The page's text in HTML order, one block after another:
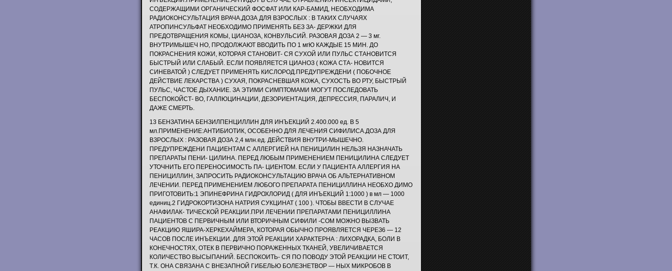
СОДЕРЖАЩИМИ ОРГАНИЧЕСКИЙ ФОСФАТ ИЛИ КАР-БАМИД, НЕОБХОДИМА
РАДИОКОНСУЛЬТАЦИЯ ВРАЧА.ДОЗА ДЛЯ ВЗРОСЛЫХ : В ТАКИХ СЛУЧАЯХ
АТРОПИНСУЛЬФАТ НЕОБХОДИМО ПРИМЕНЯТЬ БЕЗ ЗА- ДЕРЖКИ ДЛЯ
ПРЕДОТВРАЩЕНИЯ КОМЫ, ЦИАНОЗА, КОНВУЛЬСИЙ. РАЗОВАЯ ДОЗА 2 — 3 мг.
ВНУТРИМЫШЕЧ НО, ПРОДОЛЖАЮТ ВВОДИТЬ ПО 1 мгЮ КАЖДЫЕ 15 МИН. ДО
ПОКРАСНЕНИЯ КОЖИ, КОТОРАЯ СТАНОВИТ- СЯ СУХОЙ ИЛИ ПУЛЬС СТАНОВИТСЯ
БЫСТРЫЙ ИЛИ СЛАБЫЙ. ЕСЛИ ПОЯВЛЯЕТСЯ ЦИАНОЗ ( КОЖА СТА- НОВИТСЯ
СИНЕВАТОЙ ) СЛЕДУЕТ ПРИМЕНЯТЬ КИСЛОРОД.ПРЕДУПРЕЖДЕНИ ( ПОБОЧНОЕ
ДЕЙСТВИЕ ЛЕКАРСТВА ) СУХАЯ, ПОКРАСНЕВШАЯ КОЖА, СУХОСТЬ ВО РТУ, БЫСТРЫЙ
ПУЛЬС, ЧАСТОЕ ДЫХАНИЕ. ЗА ЭТИМИ СИМПТОМАМИ МОГУТ ПОСЛЕДОВАТЬ
БЕСПОКОЙСТ- ВО, ГАЛЛЮЦИНАЦИИ, ДЕЗОРИЕНТАЦИЯ, ДЕПРЕССИЯ, ПАРАЛИЧ, И
ДАЖЕ СМЕРТЬ.
13 БЕНЗАТИНА БЕНЗИЛПЕНЦИЛЛИН ДЛЯ ИНЪЕКЦИЙ 2.400.000 ед. В 5
мл.ПРИМЕНЕНИЕ:АНТИБИОТИК, ОСОБЕННО ДЛЯ ЛЕЧЕНИЯ СИФИЛИСА.ДОЗА ДЛЯ
ВЗРОСЛЫХ : РАЗОВАЯ ДОЗА 2,4 млн.ед. ДЕЙСТВИЯ ВНУТРИ-МЫШЕЧНО.
ПРЕДУПРЕЖДЕНИ ПАЦИЕНТАМ С АЛЛЕРГИЕЙ НА ПЕНИЦИЛИН НЕЛЬЗЯ НАЗНАЧАТЬ
ПРЕПАРАТЫ ПЕНИ- ЦИЛИНА. ПЕРЕД ЛЮБЫМ ПРИМЕНЕНИЕМ ПЕНИЦИЛИНА СЛЕДУЕТ
УТОЧНИТЬ ЕГО ПЕРЕНОСИМОСТЬ ПА- ЦИЕНТОМ. ЕСЛИ У ПАЦИЕНТА АЛЛЕРГИЯ НА
ПЕНИЦИЛЛИН, ЗАПРОСИТЬ РАДИОКОНСУЛЬТАЦИЮ ВРАЧА ОБ АЛЬТЕРНАТИВНОМ
ЛЕЧЕНИИ. ПЕРЕД ПРИМЕНЕНИЕМ ЛЮБОГО ПРЕПАРАТА ПЕНИЦИЛЛИНА НЕОБХО ДИМО
ПРИГОТОВИТЬ:1 ЭПИНЕФРИНА ГИДРОХЛОРИД ( ДЛЯ ИНЪЕКЦИЙ 1:1000 ) в мл — 1000
единиц.2 ГИДРОКОРТИЗОНА НАТРИЯ СУКЦИНАТ ( 100 ). ЧТОБЫ ВВЕСТИ В СЛУЧАЕ
АНАФИЛАК- ТИЧЕСКОЙ РЕАКЦИИ.ПРИ ЛЕЧЕНИИ ПРЕПАРАТАМИ ПЕНИЦИЛЛИНА
ПАЦИЕНТОВ С ПЕРВИЧНЫМ ИЛИ ВТОРИЧНЫМ СИФИЛИ -СОМ МОЖНО ВЫЗВАТЬ
РЕАКЦИЮ ЯШИРА-ХЕРКЕХАЙМЕРА, КОТОРАЯ ОБЫЧНО ПРОЯВЛЯЕТСЯ ЧЕРЕЗ6 — 12
ЧАСОВ ПОСЛЕ ИНЪЕКЦИИ. ДЛЯ ЭТОЙ РЕАКЦИИ ХАРАКТЕРНА : ЛИХОРАДКА, БОЛИ В
КОНЕЧНОСТЯХ, ОТЕК В ПЕРВИЧНО ПОРАЖЕННЫХ ТКАНЕЙ, УВЕЛИЧИВАЕТСЯ
КОЛИЧЕСТВО ВЫСЫПАНИЙ. БЕСПОКОИТЬ- СЯ ПО ПОВОДУ ЭТОЙ РЕАКЦИИ НЕ СТОИТ,
Т.К. ОНА СВЯЗАНА С ВНЕЗАПНОЙ ГИБЕЛЬЮ БОЛЕЗНЕТВОР — НЫХ МИКРОБОВ В